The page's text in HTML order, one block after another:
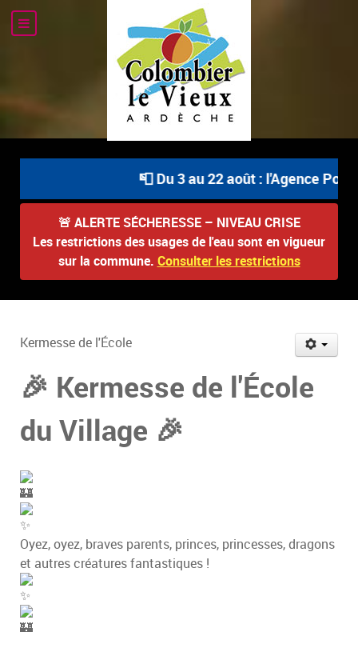
📮 Du 3 au 22 août : l'Agence
🚨 ALERTE SÉCHERESSE – NIVEAU CRISE
Les restrictions des usages de l'eau sont en vigueur
sur la commune. Consulter les restrictions
Kermesse de l'École
🎉 Kermesse de l'École
du Village 🎉
Oyez, oyez, braves parents, princes, princesses, dragons
et autres créatures fantastiques !